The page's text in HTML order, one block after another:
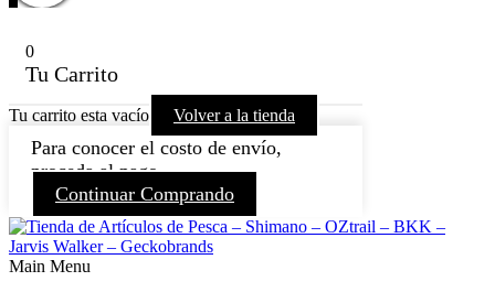
0
Tu Carrito
Tu carrito esta vacío Volver a la tienda
Para conocer el costo de envío,
proceda al pago.
Continuar Comprando
Main Menu